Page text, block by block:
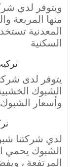
ويتوفر لدي
منها المربعة
المعدنية
السكنية
يتوفر لدى
الشبوك
وأسعار
لدي شركتنا
الشبوك يحمي
المرتفعة ،